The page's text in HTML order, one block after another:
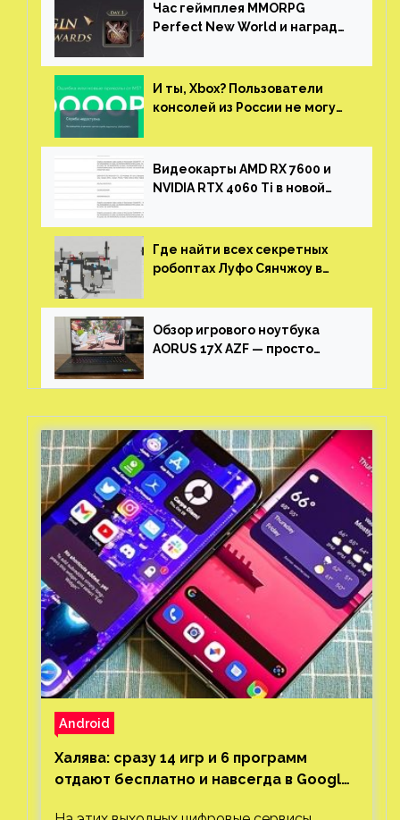
Час геймплея MMORPG
Perfect New World и награды
И ты, Xbox? Пользователи
консолей из России не могут
Видеокарты AMD RX 7600 и
NVIDIA RTX 4060 Ti в новой
Где найти всех секретных
робоптах Луфо Сянчжоу в
Обзор игрового ноутбука
AORUS 17X AZF — просто
Android
Халява: сразу 14 игр и 6 программ
отдают бесплатно и навсегда в Google